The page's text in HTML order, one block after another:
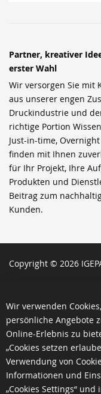
Partner, kreativer
erster Wahl
Wir versorgen Sie mit
aus unserer engen
Druckindustrie und
richtige Portion
Just-in-time,
finden mit Ihnen
für Ihr Projekt, Ihre
Produkten und
Beitrag zum
Kunden.
Copyright © 2026
Wir verwenden
persönliche Angebote
Online-Erlebnis zu
„Cookies setzen
Verwendung von
Informationen und
„Cookies Settings“ und